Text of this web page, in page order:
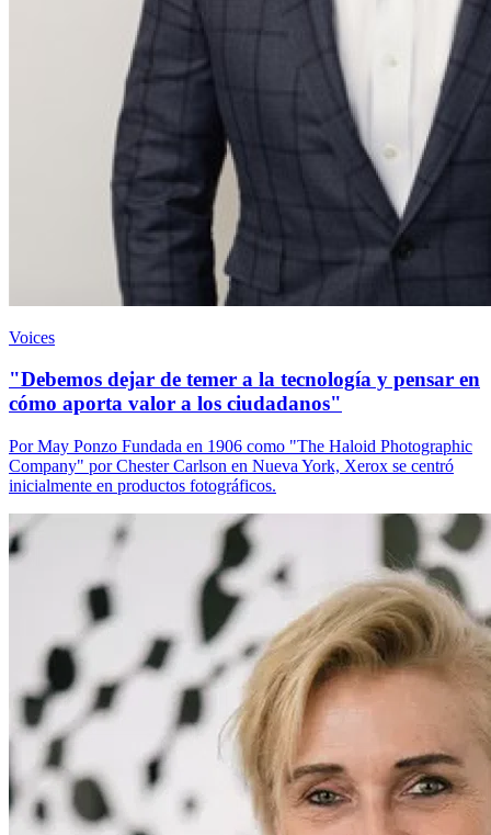
Voices
"Debemos dejar de temer a la tecnología y pensar en
cómo aporta valor a los ciudadanos"
Por May Ponzo Fundada en 1906 como "The Haloid Photographic
Company" por Chester Carlson en Nueva York, Xerox se centró
inicialmente en productos fotográficos.